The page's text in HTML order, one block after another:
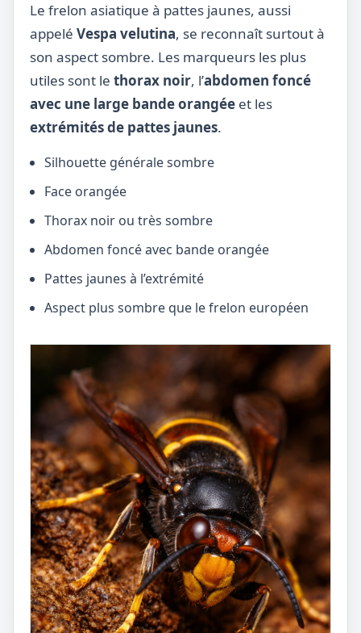
Le frelon asiatique à pattes jaunes, aussi
appelé Vespa velutina, se reconnaît surtout à
son aspect sombre. Les marqueurs les plus
utiles sont le thorax noir, l’abdomen foncé
avec une large bande orangée et les
extrémités de pattes jaunes.
Silhouette générale sombre
Face orangée
Thorax noir ou très sombre
Abdomen foncé avec bande orangée
Pattes jaunes à l’extrémité
Aspect plus sombre que le frelon européen